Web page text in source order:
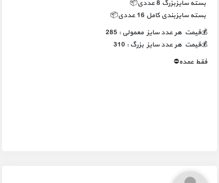
‌‌‌‌‌‌‌‌‌‌‏‌‌‌‌‌‎💰قیمت هر عدد سایز معمولی : 285
‌‌‌‌‌‌‏‌‌‌‎💰قیمت هر عدد سایز بزرگ : 310
‌‌‌‌‌‌‌‌‌‌‌‌‌‌‌‎فقط عمده⛔️